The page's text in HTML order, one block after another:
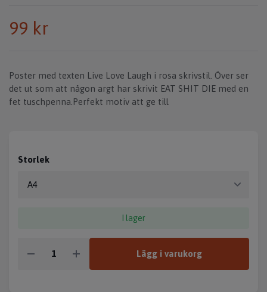
99 kr
Poster med texten Live Love Laugh i rosa skrivstil. Över ser
det ut som att någon argt har skrivit EAT SHIT DIE med en
fet tuschpenna.Perfekt motiv att ge till
Storlek
I lager
Lägg i varukorg